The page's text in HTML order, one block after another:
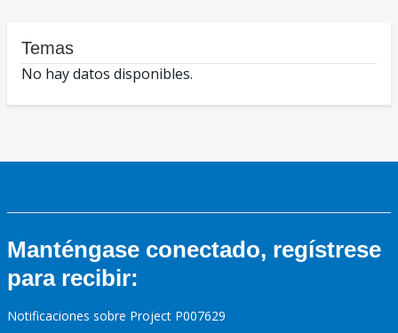
Temas
No hay datos disponibles.
Manténgase conectado, regístrese
para recibir:
Notificaciones sobre Project P007629